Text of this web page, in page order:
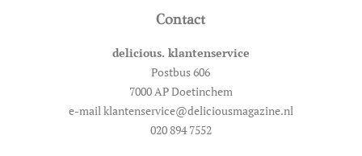
Contact
delicious. klantenservice
Postbus 606
7000 AP Doetinchem
e-mail klantenservice@deliciousmagazine.nl
020 894 7552